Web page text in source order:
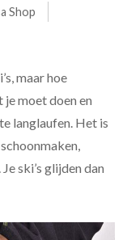
Shop
maar hoe
moet doen en
langlaufen. Het is
ski’s glijden dan